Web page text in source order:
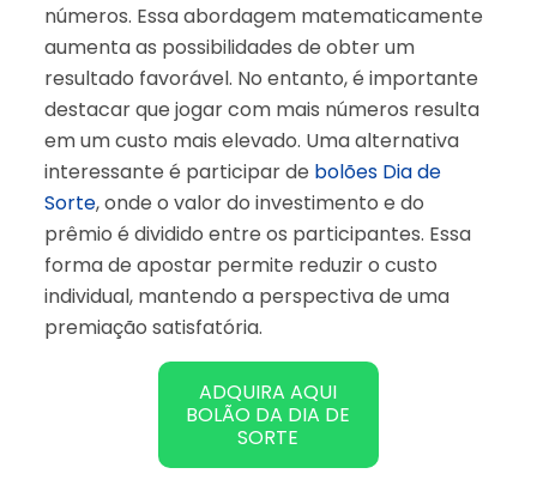
números. Essa abordagem matematicamente
aumenta as possibilidades de obter um
resultado favorável. No entanto, é importante
destacar que jogar com mais números resulta
em um custo mais elevado. Uma alternativa
interessante é participar de bolões Dia de
Sorte, onde o valor do investimento e do
prêmio é dividido entre os participantes. Essa
forma de apostar permite reduzir o custo
individual, mantendo a perspectiva de uma
premiação satisfatória.
ADQUIRA AQUI
BOLÃO DA DIA DE
SORTE